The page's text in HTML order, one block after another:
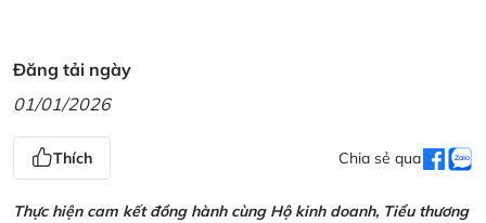
Đăng tải ngày
01/01/2026
Thích Chia sẻ qua
Thực hiện cam kết đồng hành cùng Hộ kinh doanh, Tiểu thương